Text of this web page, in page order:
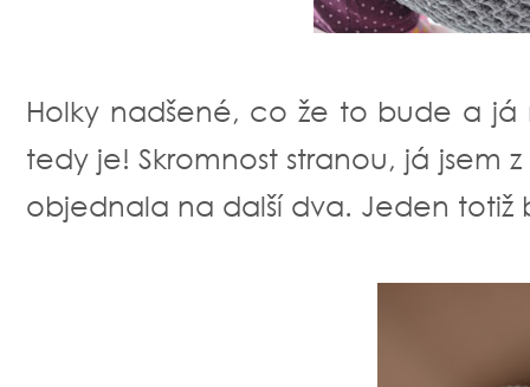
Holky nadšené, co že to bude a
tedy je! Skromnost stranou, já jsem
objednala na další dva. Jeden totiž